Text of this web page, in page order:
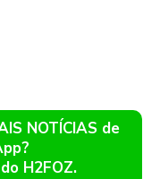
NOTÍCIAS de
H2FOZ.